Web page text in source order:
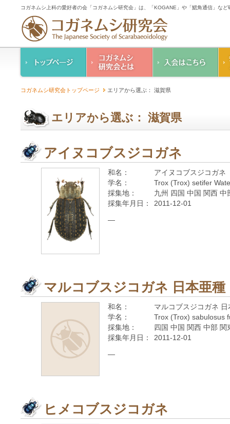
コガネムシ上科の愛好者の会「コガネムシ研究会」は、「KOGANE」や「鰓角通信」な
ご案内
幹事紹介
人情報保護要領
コガネムシ研究会トップページ エリアから選ぶ： 滋賀県
エリアから選ぶ： 滋賀県
アイヌコブスジコガネ
和名：
アイヌコブスジコガネ
学名：
Trox (Trox) setifer
採集地：
九州 四国 中国 関西
採集年月日：
2011-12-01
—
マルコブスジコガネ 日本亜種
和名：
マルコブスジコガネ 日
学名：
Trox (Trox) sabulosus
採集地：
四国 中国 関西 中部
採集年月日：
2011-12-01
—
ヒメコブスジコガネ